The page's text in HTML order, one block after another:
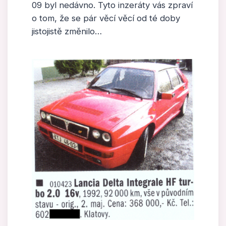
09 byl nedávno. Tyto inzeráty vás zpraví
o tom, že se pár věcí věcí od té doby
jistojistě změnilo…